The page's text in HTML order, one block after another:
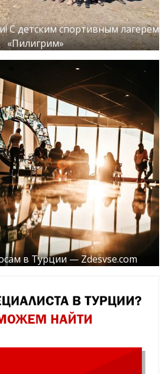
С детским спортивным лагерем
«Пилигрим»
в Турции — Zdesvse.com